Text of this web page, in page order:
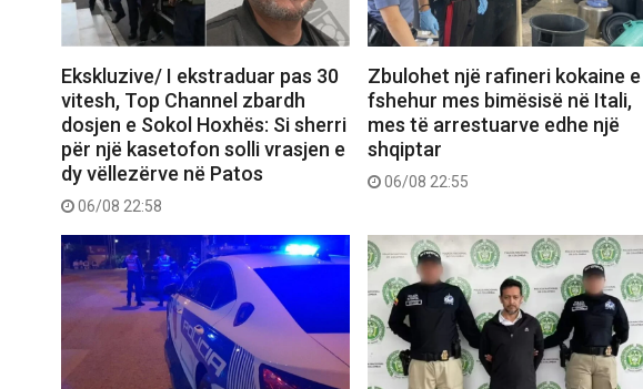
Ekskluzive/ I ekstraduar pas 30
vitesh, Top Channel zbardh
dosjen e Sokol Hoxhës: Si sherri
për një kasetofon solli vrasjen e
dy vëllezërve në Patos
06/08 22:58
Zbulohet një rafineri kokaine e
fshehur mes bimësisë në Itali,
mes të arrestuarve edhe një
shqiptar
06/08 22:55